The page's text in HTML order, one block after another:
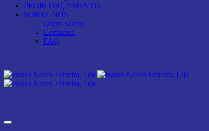
PEDIR ORÇAMENTO
SOBRE NÓS
Quem somos
Contactos
FAQ